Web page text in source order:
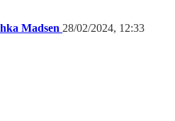
Madsen 28/02/2024, 12:33